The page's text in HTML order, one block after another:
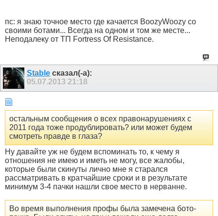
пс: я знаю точное место где качается BoozyWoozy со
своими ботами... Всегда на одном и том же месте...
Неподалеку от ТП Fortress Of Resistance.
Stable сказал(-а):
05.07.2013 21:18
остальным сообщения о всех правонарушениях с
2011 года тоже продублировать? или может будем
смотреть правде в глаза?
Ну давайте уж не будем вспоминать то, к чему я
отношения не имею и иметь не могу, все жалобы,
которые были скинуты лично мне я старался
рассматривать в кратчайшие сроки и в результате
минимум 3-4 пачки нашли свое место в нерванне.
Во время выполнения профы была замечена бото-